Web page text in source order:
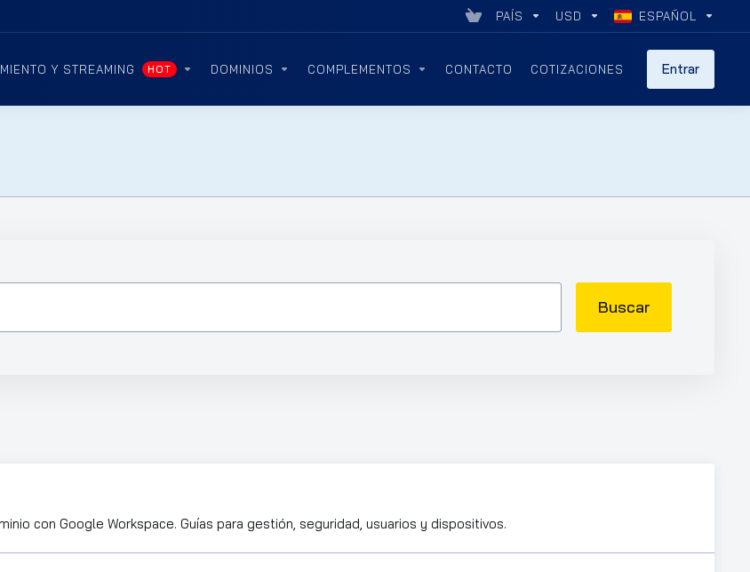
PAÍS USD ESPAÑOL
Y STREAMING HOT DOMINIOS COMPLEMENTOS CONTACTO COTIZACIONES Entrar
Buscar
con Google Workspace. Guías para gestión, seguridad, usuarios y dispositivos.